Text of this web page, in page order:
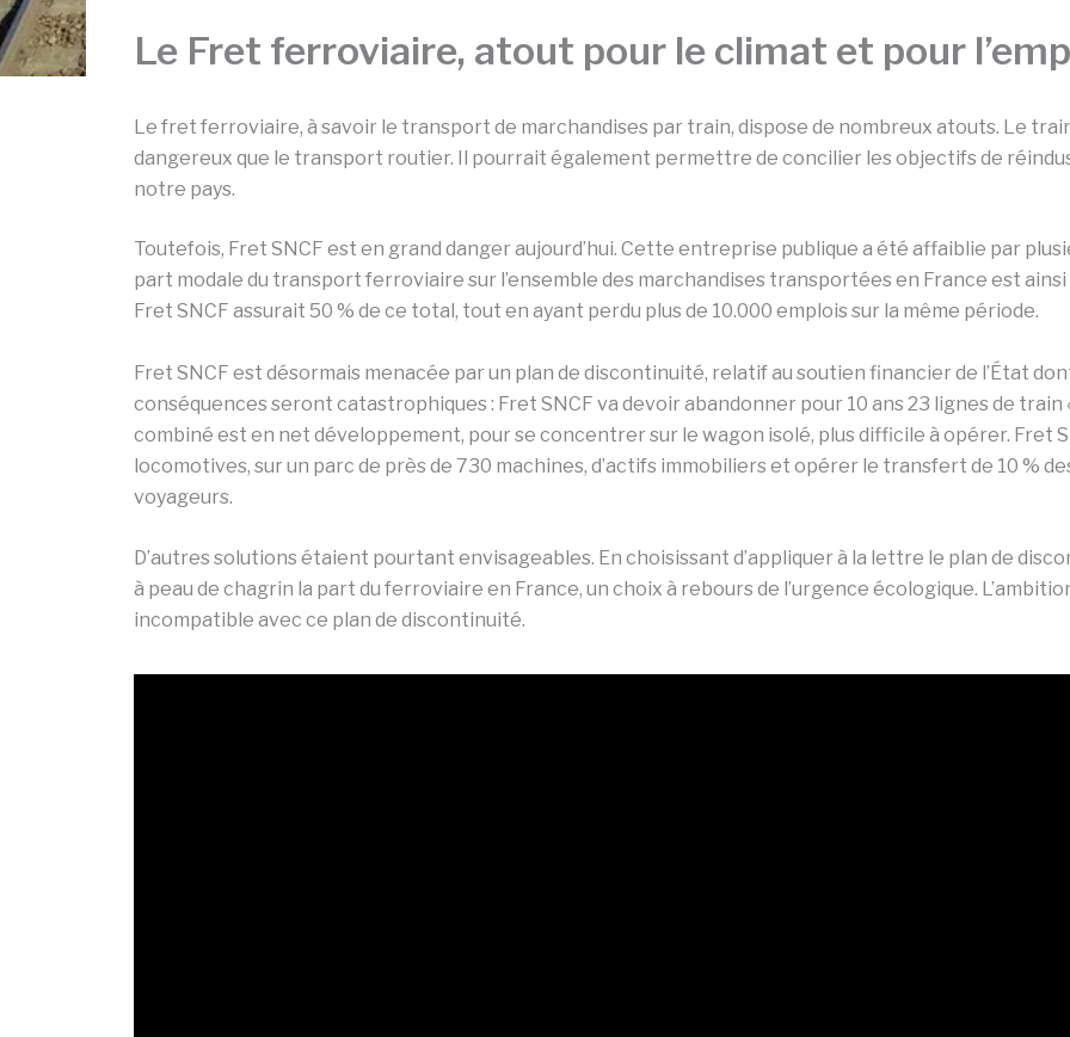
Le Fret ferroviaire, atout pour le climat et pour
Le fret ferroviaire, à savoir le transport de marchandises par train, dispose de nombreux atouts. Le
dangereux que le transport routier. Il pourrait également permettre de concilier les objectifs de
notre pays.
Toutefois, Fret SNCF est en grand danger aujourd’hui. Cette entreprise publique a été affaiblie par
part modale du transport ferroviaire sur l’ensemble des marchandises transportées en France est ainsi
Fret SNCF assurait 50 % de ce total, tout en ayant perdu plus de 10.000 emplois sur la même période.
Fret SNCF est désormais menacée par un plan de discontinuité, relatif au soutien financier de l’État
conséquences seront catastrophiques : Fret SNCF va devoir abandonner pour 10 ans 23 lignes de train
combiné est en net développement, pour se concentrer sur le wagon isolé, plus difficile à opérer. Fret
locomotives, sur un parc de près de 730 machines, d’actifs immobiliers et opérer le transfert de 10 %
voyageurs.
D’autres solutions étaient pourtant envisageables. En choisissant d’appliquer à la lettre le plan de
à peau de chagrin la part du ferroviaire en France, un choix à rebours de l’urgence écologique.
incompatible avec ce plan de discontinuité.